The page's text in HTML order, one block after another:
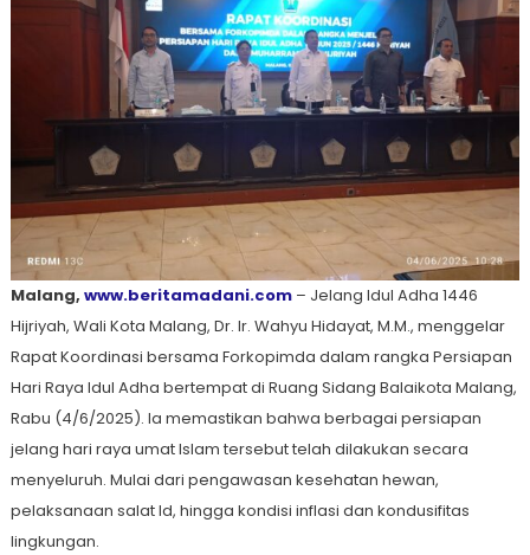
Malang, www.beritamadani.com – Jelang Idul Adha 1446
Hijriyah, Wali Kota Malang, Dr. Ir. Wahyu Hidayat, M.M., menggelar
Rapat Koordinasi bersama Forkopimda dalam rangka Persiapan
Hari Raya Idul Adha bertempat di Ruang Sidang Balaikota Malang,
Rabu (4/6/2025). Ia memastikan bahwa berbagai persiapan
jelang hari raya umat Islam tersebut telah dilakukan secara
menyeluruh. Mulai dari pengawasan kesehatan hewan,
pelaksanaan salat Id, hingga kondisi inflasi dan kondusifitas
lingkungan.